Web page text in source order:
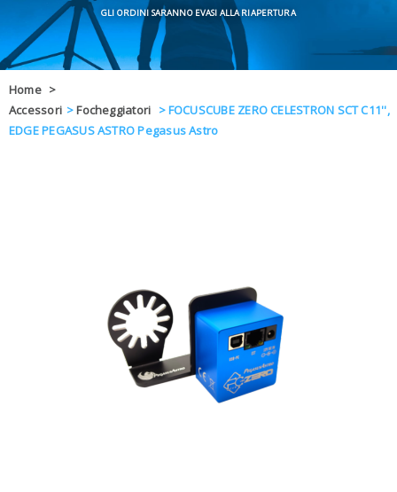
MARCHI
OFFERTE
BLOG
DAL 8 AL 21
Home >
Accessori >Focheggiatori >FOCUSCUBE ZERO CELESTRON SCT C11'',
EDGE PEGASUS ASTRO Pegasus Astro